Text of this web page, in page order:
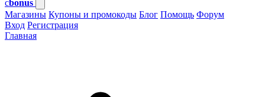
cbonus
Магазины Купоны и промокоды Блог Помощь Форум
Вход Регистрация
Главная